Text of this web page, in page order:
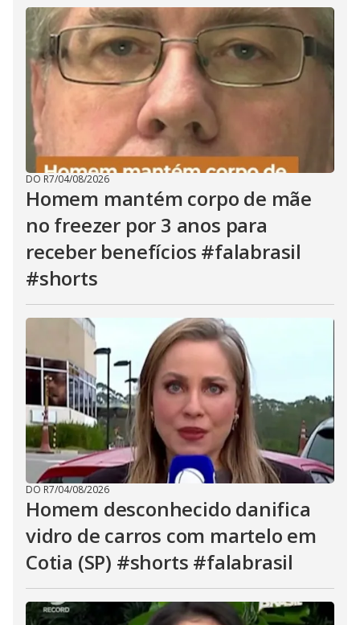
DO R7/04/08/2026
Homem mantém corpo de mãe
no freezer por 3 anos para
receber benefícios #falabrasil
#shorts
DO R7/04/08/2026
Homem desconhecido danifica
vidro de carros com martelo em
Cotia (SP) #shorts #falabrasil